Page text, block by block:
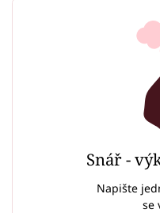
Snář -
Napište
se